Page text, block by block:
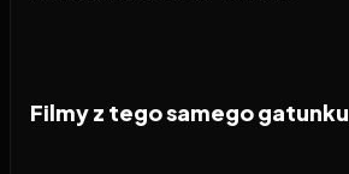
Filmy z tego samego gatunku